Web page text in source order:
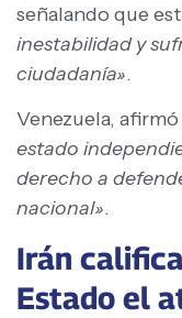
señalando que
inestabilidad y
ciudadanía».
Venezuela,
estado
derecho a
nacional».
Irán
Estado el